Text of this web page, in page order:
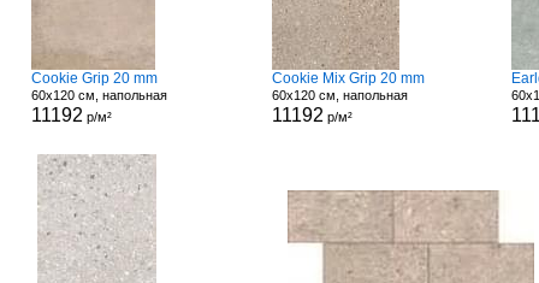
Cookie Grip 20 mm
60x120 см, напольная
11192 р/м²
Cookie Mix Grip 20 mm
60x120 см, напольная
11192 р/м²